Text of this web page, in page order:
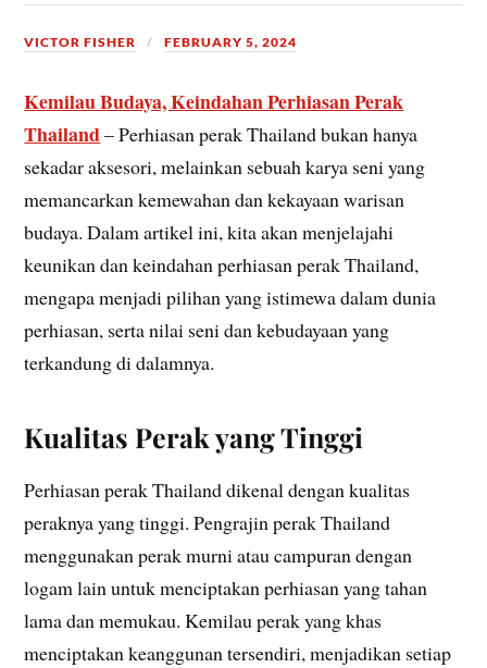
VICTOR FISHER FEBRUARY 5, 2024
Kemilau Budaya, Keindahan Perhiasan Perak
Thailand– Perhiasan perak Thailand bukan hanya
sekadar aksesori, melainkan sebuah karya seni yang
memancarkan kemewahan dan kekayaan warisan
budaya. Dalam artikel ini, kita akan menjelajahi
keunikan dan keindahan perhiasan perak Thailand,
mengapa menjadi pilihan yang istimewa dalam dunia
perhiasan, serta nilai seni dan kebudayaan yang
terkandung di dalamnya.
Kualitas Perak yang Tinggi
Perhiasan perak Thailand dikenal dengan kualitas
peraknya yang tinggi. Pengrajin perak Thailand
menggunakan perak murni atau campuran dengan
logam lain untuk menciptakan perhiasan yang tahan
lama dan memukau. Kemilau perak yang khas
menciptakan keanggunan tersendiri, menjadikan setiap